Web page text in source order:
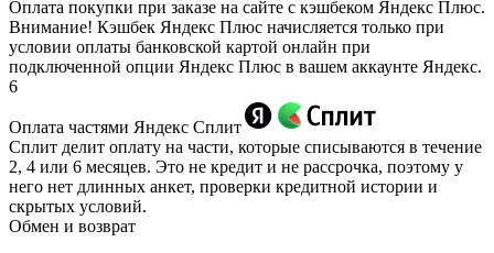
Оплата покупки при заказе на сайте с кэшбеком Яндекс Плюс.
Внимание! Кэшбек Яндекс Плюс начисляется только при
условии оплаты банковской картой онлайн при
подключенной опции Яндекс Плюс в вашем аккаунте Яндекс.
6
Оплата частями Яндекс Сплит
Сплит делит оплату на части, которые списываются в течение
2, 4 или 6 месяцев. Это не кредит и не рассрочка, поэтому у
него нет длинных анкет, проверки кредитной истории и
скрытых условий.
Обмен и возврат